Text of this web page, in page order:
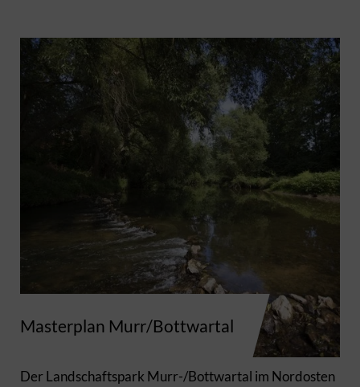
Masterplan Murr/Bottwartal
Der Landschaftspark Murr-/Bottwartal im Nordosten